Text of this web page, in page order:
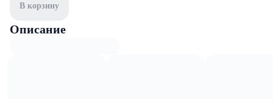
В корзину
Описание